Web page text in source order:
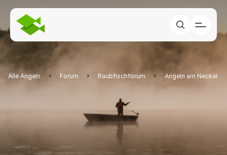
Alle Angeln Forum Raubfischforum Angeln am Neckar